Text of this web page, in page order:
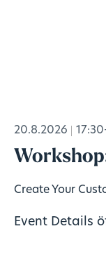
20.8.2026
Create Your
Event Details